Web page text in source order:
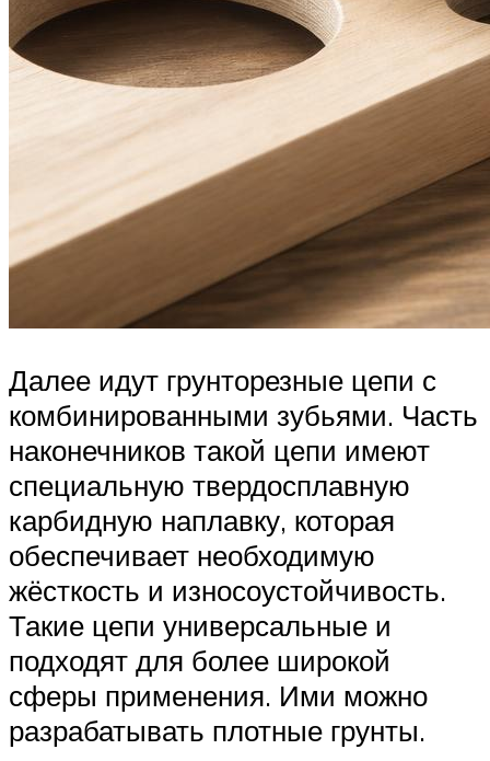
Далее идут грунторезные цепи с
комбинированными зубьями. Часть
наконечников такой цепи имеют
специальную твердосплавную
карбидную наплавку, которая
обеспечивает необходимую
жёсткость и износоустойчивость.
Такие цепи универсальные и
подходят для более широкой
сферы применения. Ими можно
разрабатывать плотные грунты.